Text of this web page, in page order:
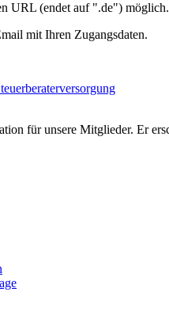
URL (endet auf ".de") möglich.
mit Ihren Zugangsdaten.
für unsere Mitglieder. Er